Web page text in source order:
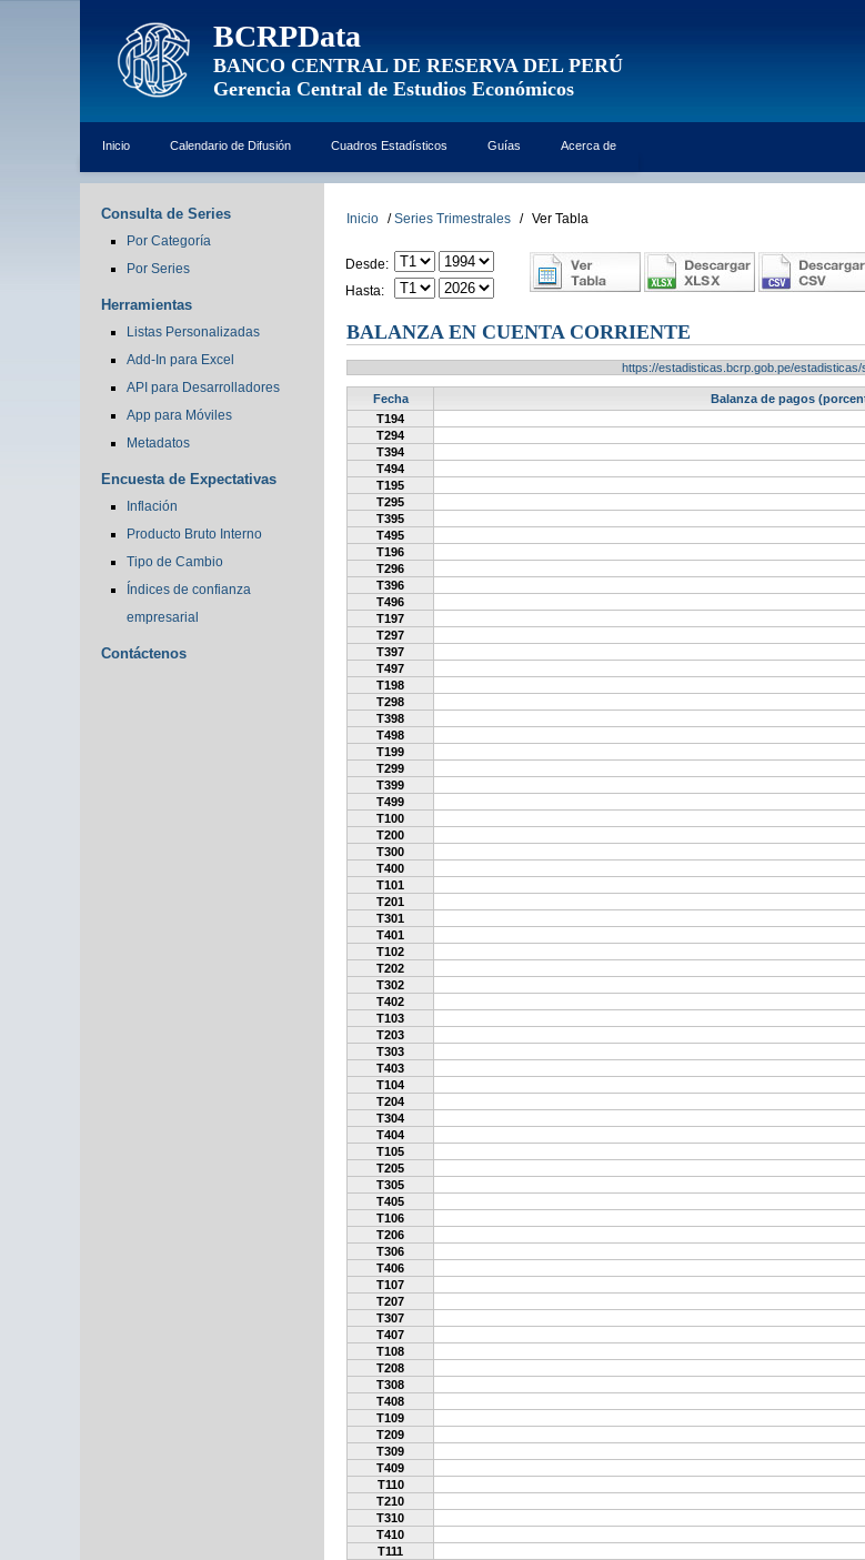
BCRPData
BANCO CENTRAL DE RESERVA DEL PERÚ
Gerencia Central de Estudios Económicos
Inicio Calendario de Difusión Cuadros Estadísticos Guías Acerca de
Consulta de Series
Por Categoría
Por Series
Herramientas
Listas Personalizadas
Add-In para Excel
API para Desarrolladores
App para Móviles
Metadatos
Encuesta de Expectativas
Inflación
Producto Bruto Interno
Tipo de Cambio
Índices de confianza
empresarial
Contáctenos
Inicio / Series Trimestrales / Ver Tabla
Desde:
Hasta:
BALANZA EN CUENTA CORRIENTE
https://estadisticas.bcrp.gob.pe/
Fecha
Balanza de pagos
T194
T294
T394
T494
T195
T295
T395
T495
T196
T296
T396
T496
T197
T297
T397
T497
T198
T298
T398
T498
T199
T299
T399
T499
T100
T200
T300
T400
T101
T201
T301
T401
T102
T202
T302
T402
T103
T203
T303
T403
T104
T204
T304
T404
T105
T205
T305
T405
T106
T206
T306
T406
T107
T207
T307
T407
T108
T208
T308
T408
T109
T209
T309
T409
T110
T210
T310
T410
T111